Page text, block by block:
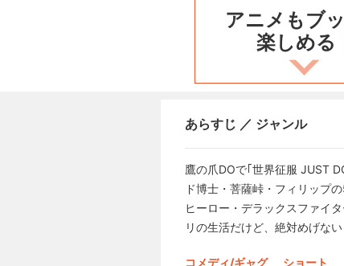
アニメもブ
楽しめる
あらすじ ／ ジャンル
鷹の爪DOで｢世界征服 JUST
ド博士・菩薩峠・フィリップ
ヒーロー・デラックスファイ
リの生活だけど、絶対めげな
コメディ/ギャグ ショート